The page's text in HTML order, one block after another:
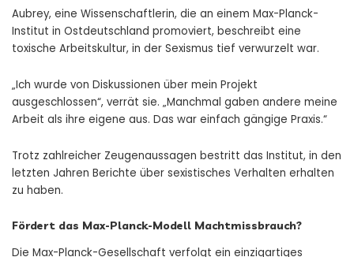
Aubrey, eine Wissenschaftlerin, die an einem Max-Planck-
Institut in Ostdeutschland promoviert, beschreibt eine
toxische Arbeitskultur, in der Sexismus tief verwurzelt war.
„Ich wurde von Diskussionen über mein Projekt
ausgeschlossen“, verrät sie. „Manchmal gaben andere meine
Arbeit als ihre eigene aus. Das war einfach gängige Praxis.“
Trotz zahlreicher Zeugenaussagen bestritt das Institut, in den
letzten Jahren Berichte über sexistisches Verhalten erhalten
zu haben.
Fördert das Max-Planck-Modell Machtmissbrauch?
Die Max-Planck-Gesellschaft verfolgt ein einzigartiges